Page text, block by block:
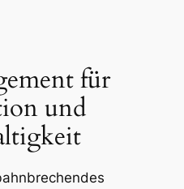
für
und